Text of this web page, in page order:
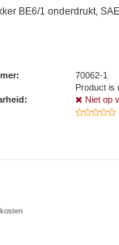
BE6/1 onderdrukt,
70062-1
Product is
Niet op